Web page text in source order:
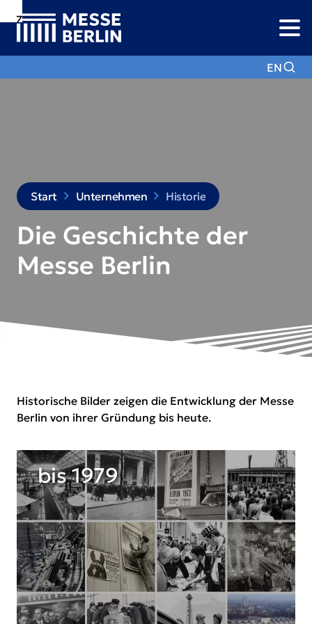
Zur
Navigation
Zur
Suche
Zum
Hauptinhalt
EN
Start Unternehmen Historie
Die Geschichte der
Messe Berlin
Historische Bilder zeigen die Entwicklung der Messe
Berlin von ihrer Gründung bis heute.
bis 1979